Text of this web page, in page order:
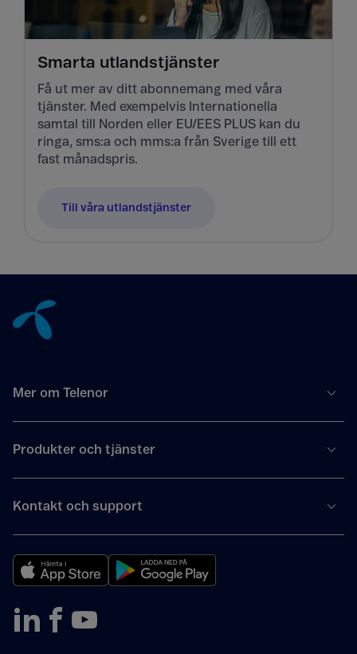
Smarta utlandstjänster
Få ut mer av ditt abonnemang med våra
tjänster. Med exempelvis Internationella
samtal till Norden eller EU/EES PLUS kan du
ringa, sms:a och mms:a från Sverige till ett
fast månadspris.
Till våra utlandstjänster
Mer om Telenor
Produkter och tjänster
Kontakt och support